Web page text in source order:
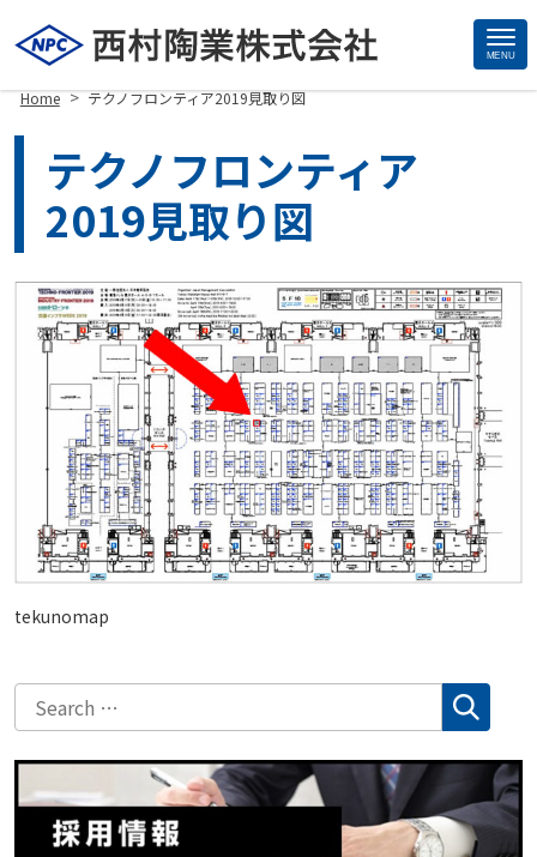
MENU
Home > テクノフロンティア2019見取り図
テクノフロンティア
2019見取り図
tekunomap
Site
Footer